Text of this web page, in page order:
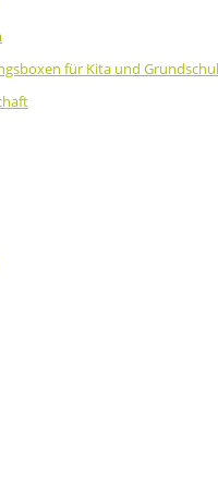
für Kita und